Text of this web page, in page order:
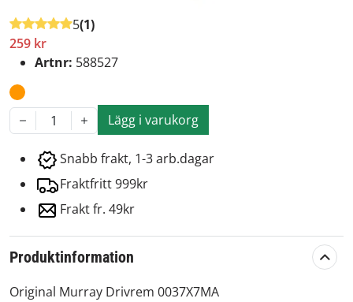
5(1)
259 kr
Artnr: 588527
1 Lägg i varukorg
Snabb frakt, 1-3 arb.dagar
Fraktfritt 999kr
Frakt fr. 49kr
Produktinformation
Original Murray Drivrem 0037X7MA